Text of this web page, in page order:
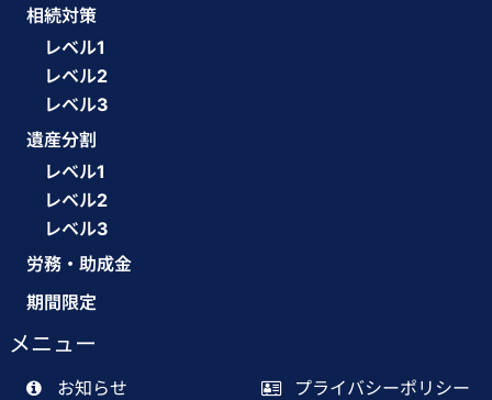
相続対策
レベル1
レベル2
レベル3
遺産分割
レベル1
レベル2
レベル3
労務・助成金
期間限定
メニュー
お知らせ
プライバシーポリシー